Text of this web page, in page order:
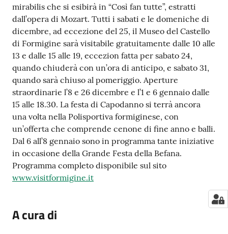
mirabilis che si esibirà in “Così fan tutte”, estratti
dall’opera di Mozart. Tutti i sabati e le domeniche di
dicembre, ad eccezione del 25, il Museo del Castello
di Formigine sarà visitabile gratuitamente dalle 10 alle
13 e dalle 15 alle 19, eccezion fatta per sabato 24,
quando chiuderà con un’ora di anticipo, e sabato 31,
quando sarà chiuso al pomeriggio. Aperture
straordinarie l’8 e 26 dicembre e l’1 e 6 gennaio dalle
15 alle 18.30. La festa di Capodanno si terrà ancora
una volta nella Polisportiva formiginese, con
un’offerta che comprende cenone di fine anno e balli.
Dal 6 all’8 gennaio sono in programma tante iniziative
in occasione della Grande Festa della Befana.
Programma completo disponibile sul sito
www.visitformigine.it
A cura di